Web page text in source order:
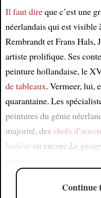
Il faut direque c’est une
néerlandais qui est visible
Rembrandt et Frans Hals,
artiste prolifique. Ses
peinture hollandaise, le
de tableaux. Vermeer, lui,
quarantaine. Les
peintures du génie
majorité, des chefs
laitière ou encore Le
Continue